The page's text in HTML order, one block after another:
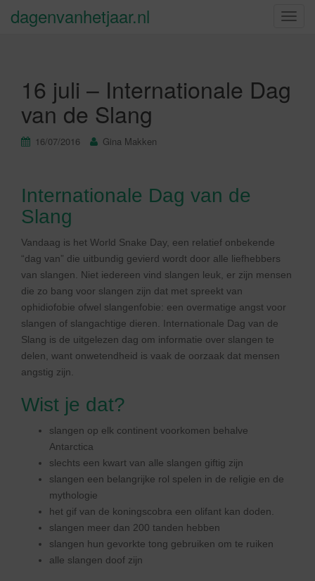
S
k
e
dagenvanhetjaar.nl
16 juli – Internationale Dag
van de Slang
16/07/2016 Gina Makken
Internationale Dag van de
Slang
Vandaag is het World Snake Day, een relatief onbekende
“dag van” die uitbundig gevierd wordt door alle liefhebbers
van slangen. Niet iedereen vind slangen leuk, er zijn mensen
die zo bang voor slangen zijn dat met spreekt van
ophidiofobie ofwel slangenfobie: een overmatige angst voor
slangen of slangachtige dieren. Internationale Dag van de
Slang is de uitgelezen dag om informatie over slangen te
delen, want onwetendheid is vaak de oorzaak dat mensen
angstig zijn.
Wist je dat?
slangen op elk continent voorkomen behalve
Antarctica
slechts een kwart van alle slangen giftig zijn
slangen een belangrijke rol spelen in de religie en de
mythologie
het gif van de koningscobra een olifant kan doden.
slangen meer dan 200 tanden hebben
slangen hun gevorkte tong gebruiken om te ruiken
alle slangen doof zijn